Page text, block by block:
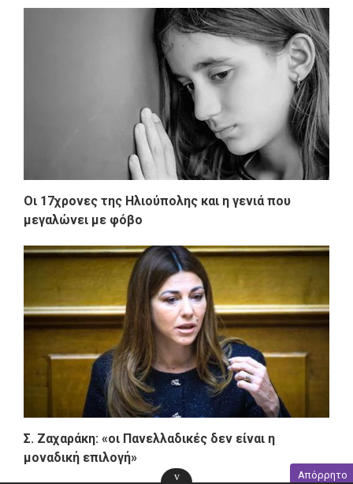
Οι 17χρονες της Ηλιούπολης και η γενιά που
μεγαλώνει με φόβο
Σ. Ζαχαράκη: «oι Πανελλαδικές δεν είναι η
μοναδική επιλογή»
Απόρρητο
v